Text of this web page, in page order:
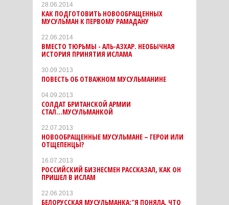
28.06.2014
КАК ПОДГОТОВИТЬ НОВООБРАЩЕННЫХ
МУСУЛЬМАН К ПЕРВОМУ РАМАДАНУ
22.06.2014
ВМЕСТО ТЮРЬМЫ - АЛЬ-АЗХАР. НЕОБЫЧНАЯ
ИСТОРИЯ ПРИНЯТИЯ ИСЛАМА
30.09.2013
ПОВЕСТЬ ОБ ОТВАЖНОМ МУСУЛЬМАНИНЕ
04.09.2013
СОЛДАТ БРИТАНСКОЙ АРМИИ
СТАЛ...МУСУЛЬМАНКОЙ
22.07.2013
НОВООБРАЩЕННЫЕ МУСУЛЬМАНЕ – ГЕРОИ ИЛИ
ОТЩЕПЕНЦЫ?
16.07.2013
РОССИЙСКИЙ БИЗНЕСМЕН РАССКАЗАЛ, КАК ОН
ПРИШЕЛ В ИСЛАМ
22.06.2013
БЕЛОРУССКАЯ МУСУЛЬМАНКА:"Я ПОНЯЛА, ЧТО